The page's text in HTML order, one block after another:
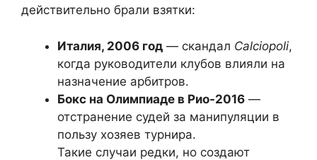
действительно брали взятки:
Италия, 2006 год — скандал Calciopoli,
когда руководители клубов влияли на
назначение арбитров.
Бокс на Олимпиаде в Рио-2016 —
отстранение судей за манипуляции в
пользу хозяев турнира.
Такие случаи редки, но создают